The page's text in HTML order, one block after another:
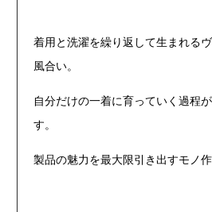
着用と洗濯を繰り返して生まれる
風合い。
自分だけの一着に育っていく過程
す。
製品の魅力を最大限引き出すモノ作